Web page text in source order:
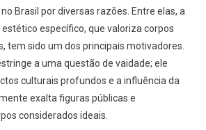
Brasil por diversas razões. Entre elas, a
específico, que valoriza corpos
tem sido um dos principais motivadores.
a uma questão de vaidade; ele
culturais profundos e a influência da
exalta figuras públicas e
considerados ideais.